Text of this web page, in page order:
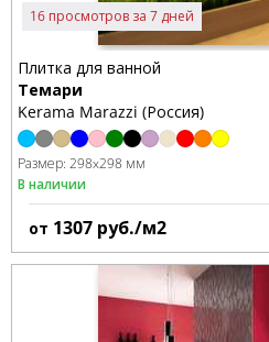
16 просмотров за 7 дней
Плитка для ванной
Темари
Kerama Marazzi (Россия)
Размер: 298x298 мм
В наличии
от 1307 руб./м2